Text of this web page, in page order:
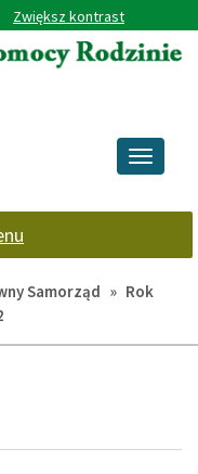
Zwiększ kontrast
Przełącz
Samorząd » Rok